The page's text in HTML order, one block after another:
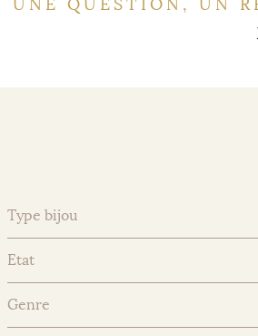
UNE QUESTION, UN
Type bijou
Etat
Genre